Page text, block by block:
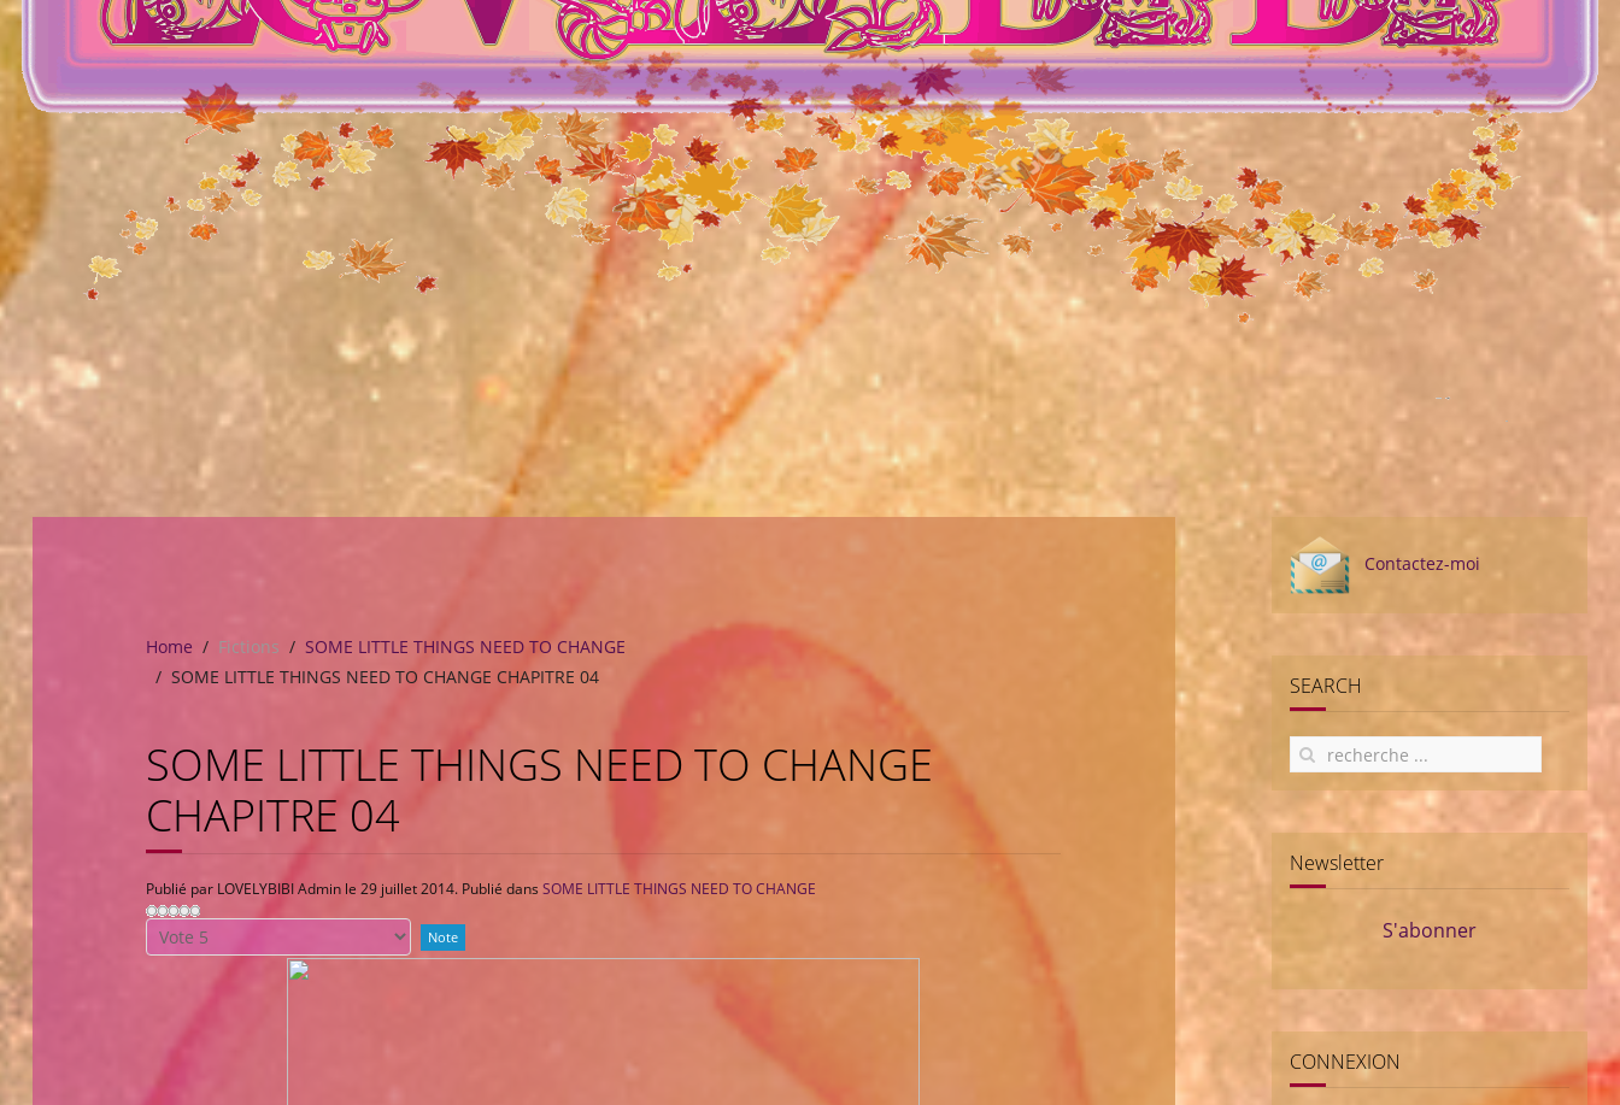
Home Fictions
SOME LITTLE THINGS NEED TO CHANGE
SOME LITTLE THINGS NEED TO CHANGE CHAPITRE 04
SOME LITTLE THINGS NEED TO CHANGE
CHAPITRE 04
Publié par LOVELYBIBI Admin le29 juillet 2014. Publié dansSOME LITTLE THINGS NEED TO CHANGE
Veuillez
Contactez-moi
SEARCH
Newsletter
S'abonner
CONNEXION